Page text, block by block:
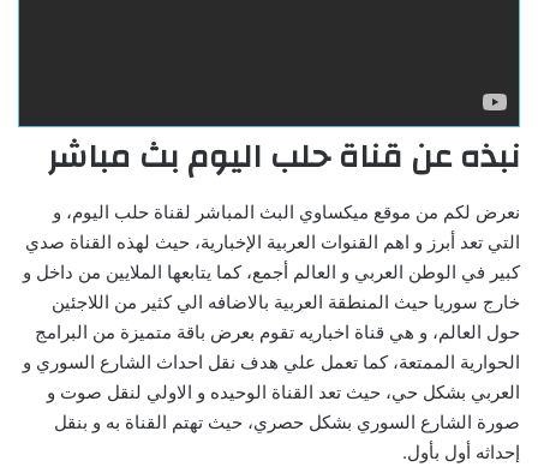
نبذه عن قناة حلب اليوم بث مباشر
نعرض لكم من موقع ميكساوي البث المباشر لقناة حلب اليوم، و
التي تعد أبرز و اهم القنوات العربية الإخبارية، حيث لهذه القناة صدي
كبير في الوطن العربي و العالم أجمع، كما يتابعها الملايين من داخل و
خارج سوريا حيث المنطقة العربية بالاضافه الي كثير من اللاجئين
حول العالم، و هي قناة اخباريه تقوم بعرض باقة متميزة من البرامج
الحوارية الممتعة، كما تعمل علي هدف نقل احداث الشارع السوري و
العربي بشكل حي، حيث تعد القناة الوحيده و الاولي لنقل صوت و
صورة الشارع السوري بشكل حصري، حيث تهتم القناة به و بنقل
إحداثه أول بأول.